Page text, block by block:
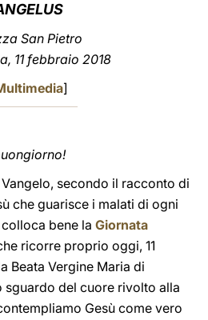
San Pietro
11 febbraio 2018
]
secondo il racconto di
che guarisce i malati di ogni
bene la Giornata
ricorre proprio oggi, 11
Beata Vergine Maria di
sguardo del cuore rivolto alla
Gesù come vero